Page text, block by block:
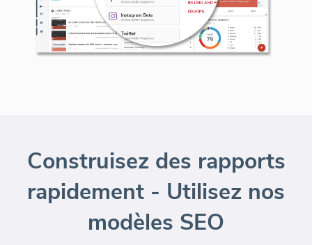
Construisez des rapports
rapidement - Utilisez nos
modèles SEO